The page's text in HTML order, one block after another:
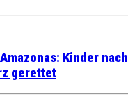
Kinder nach
gerettet